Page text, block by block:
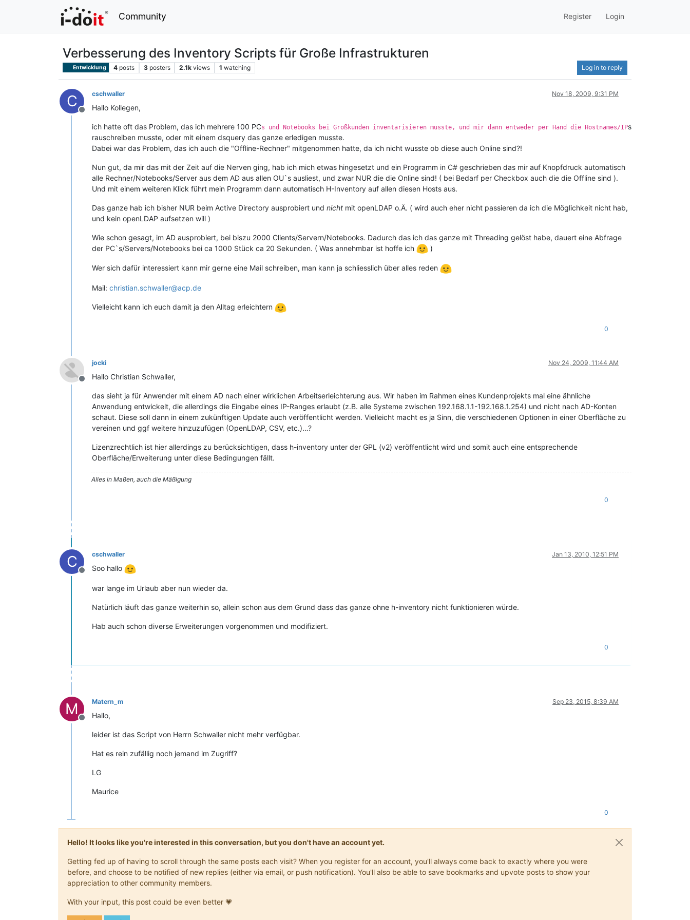
Community Register Login
Verbesserung des Inventory Scripts für Große Infrastrukturen
Entwicklung 4 posts 3 posters 2.1k views 1 watching Log in to reply
C
Offline
cschwaller Nov 18, 2009, 9:31 PM
Hallo Kollegen,
ich hatte oft das Problem, das ich mehrere 100 PCs und Notebooks bei Großkunden inventarisieren musste, und mir dann entweder per Hand die Hostnames/IPs
rauschreiben musste, oder mit einem dsquery das ganze erledigen musste.
Dabei war das Problem, das ich auch die "Offline-Rechner" mitgenommen hatte, da ich nicht wusste ob diese auch Online sind?!
Nun gut, da mir das mit der Zeit auf die Nerven ging, hab ich mich etwas hingesetzt und ein Programm in C# geschrieben das mir auf Knopfdruck automatisch
alle Rechner/Notebooks/Server aus dem AD aus allen OU`s ausliest, und zwar NUR die die Online sind! ( bei Bedarf per Checkbox auch die die Offline sind ).
Und mit einem weiteren Klick führt mein Programm dann automatisch H-Inventory auf allen diesen Hosts aus.
Das ganze hab ich bisher NUR beim Active Directory ausprobiert und nicht mit openLDAP o.Ä. ( wird auch eher nicht passieren da ich die Möglichkeit nicht hab,
und kein openLDAP aufsetzen will )
Wie schon gesagt, im AD ausprobiert, bei biszu 2000 Clients/Servern/Notebooks. Dadurch das ich das ganze mit Threading gelöst habe, dauert eine Abfrage
der PC`s/Servers/Notebooks bei ca 1000 Stück ca 20 Sekunden. ( Was annehmbar ist hoffe ich
)
Wer sich dafür interessiert kann mir gerne eine Mail schreiben, man kann ja schliesslich über alles reden
Mail: christian.schwaller@acp.de
Vielleicht kann ich euch damit ja den Alltag erleichtern
0
Offline
jocki Nov 24, 2009, 11:44 AM
Hallo Christian Schwaller,
das sieht ja für Anwender mit einem AD nach einer wirklichen Arbeitserleichterung aus. Wir haben im Rahmen eines Kundenprojekts mal eine ähnliche
Anwendung entwickelt, die allerdings die Eingabe eines IP-Ranges erlaubt (z.B. alle Systeme zwischen 192.168.1.1-192.168.1.254) und nicht nach AD-Konten
schaut. Diese soll dann in einem zukünftigen Update auch veröffentlicht werden. Vielleicht macht es ja Sinn, die verschiedenen Optionen in einer Oberfläche zu
vereinen und ggf weitere hinzuzufügen (OpenLDAP, CSV, etc.)…?
Lizenzrechtlich ist hier allerdings zu berücksichtigen, dass h-inventory unter der GPL (v2) veröffentlicht wird und somit auch eine entsprechende
Oberfläche/Erweiterung unter diese Bedingungen fällt.
Alles in Maßen, auch die Mäßigung
0
C
Offline
cschwaller Jan 13, 2010, 12:51 PM
Soo hallo
war lange im Urlaub aber nun wieder da.
Natürlich läuft das ganze weiterhin so, allein schon aus dem Grund dass das ganze ohne h-inventory nicht funktionieren würde.
Hab auch schon diverse Erweiterungen vorgenommen und modifiziert.
0
M
Offline
Matern_m Sep 23, 2015, 8:39 AM
Hallo,
leider ist das Script von Herrn Schwaller nicht mehr verfügbar.
Hat es rein zufällig noch jemand im Zugriff?
LG
Maurice
0
Hello! It looks like you're interested in this conversation, but you don't have an account yet.
Getting fed up of having to scroll through the same posts each visit? When you register for an account, you'll always come back to exactly where you were
before, and choose to be notified of new replies (either via email, or push notification). You'll also be able to save bookmarks and upvote posts to show your
appreciation to other community members.
With your input, this post could be even better 💗